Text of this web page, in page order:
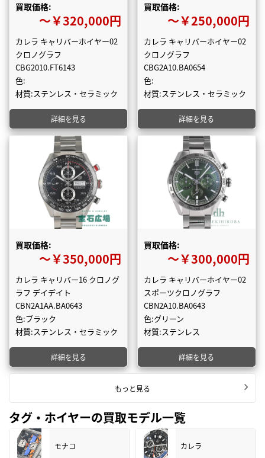
買取価格:
〜￥320,000円
カレラ キャリバーホイヤー02
クロノグラフ
CBG2010.FT6143
色:
材質:ステンレス・セラミック
詳細を見る
買取価格:
〜￥250,000円
カレラ キャリバーホイヤー02
クロノグラフ
CBG2A10.BA0654
色:
材質:ステンレス・セラミック
詳細を見る
買取価格:
〜￥350,000円
カレラ キャリバー16 クロノグ
ラフ デイデイト
CBN2A1AA.BA0643
色:ブラック
材質:ステンレス・セラミック
詳細を見る
買取価格:
〜￥300,000円
カレラ キャリバーホイヤー02
スポーツクロノグラフ
CBN2A10.BA0643
色:グリーン
材質:ステンレス
詳細を見る
もっと見る
タグ・ホイヤーの買取モデル一覧
モナコ カレラ